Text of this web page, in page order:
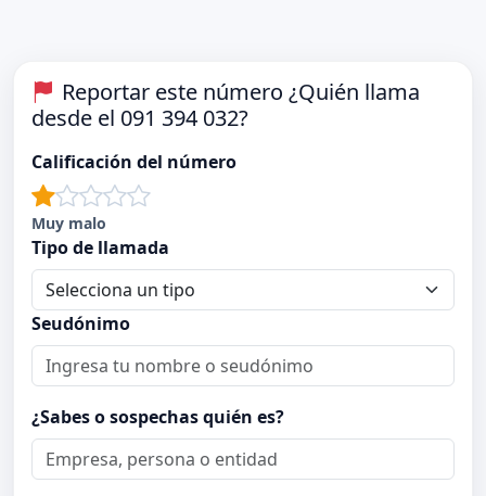
Reportar este número ¿Quién llama
desde el 091 394 032?
Calificación del número
Muy malo
Tipo de llamada
Seudónimo
¿Sabes o sospechas quién es?